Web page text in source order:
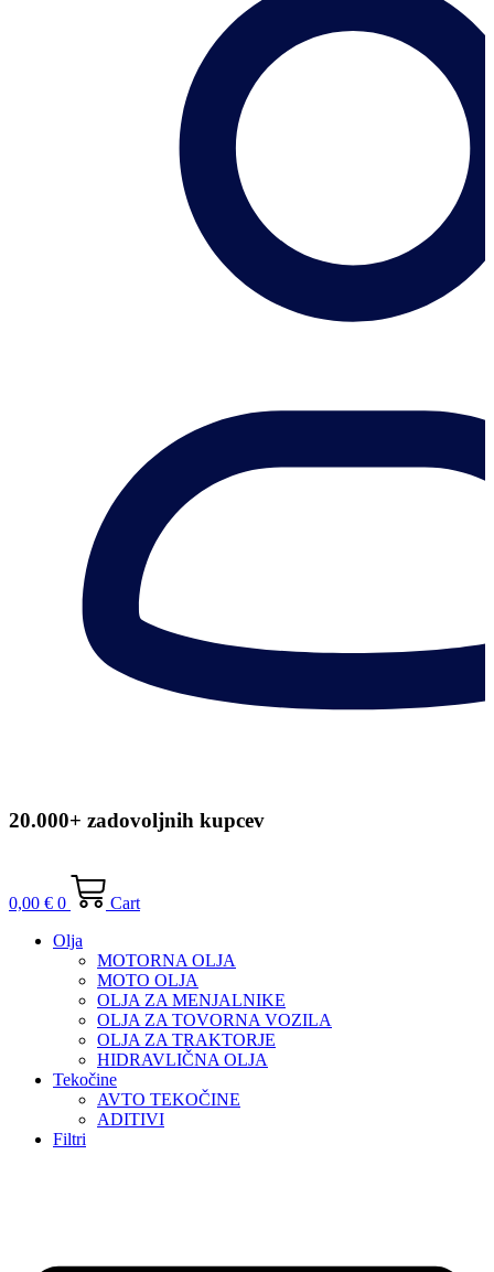
20.000+ zadovoljnih kupcev
0,00 € 0
Cart
Olja
MOTORNA OLJA
MOTO OLJA
OLJA ZA MENJALNIKE
OLJA ZA TOVORNA VOZILA
OLJA ZA TRAKTORJE
HIDRAVLIČNA OLJA
Tekočine
AVTO TEKOČINE
ADITIVI
Filtri